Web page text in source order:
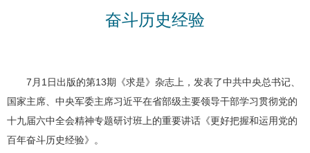
奋斗历史经验
7月1日出版的第13期《求是》杂志上，发表了中共中央总书记、
国家主席、中央军委主席习近平在省部级主要领导干部学习贯彻党的
十九届六中全会精神专题研讨班上的重要讲话《更好把握和运用党的
百年奋斗历史经验》。